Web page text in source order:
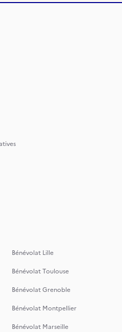
Bénévolat Lille
Bénévolat Toulouse
Bénévolat Grenoble
Bénévolat Montpellier
Bénévolat Marseille